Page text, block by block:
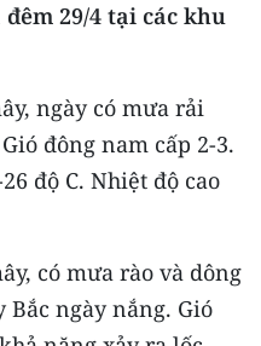
Tây
29/4 tại các khu
ngày có mưa rải
đông nam cấp 2-3.
độ C. Nhiệt độ cao
có mưa rào và dông
ngày nắng. Gió